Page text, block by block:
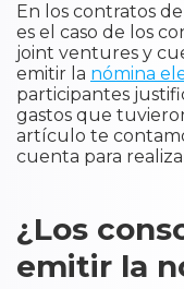
En los contratos
es el caso de los
joint ventures y
emitir la nómina
participantes
gastos que
artículo te
cuenta para
¿Los
emitir la